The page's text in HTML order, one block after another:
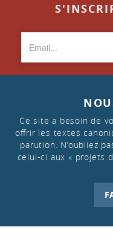
Ce site a besoin de
offrir les textes
parution. N’oubliez
celui-ci aux « projets